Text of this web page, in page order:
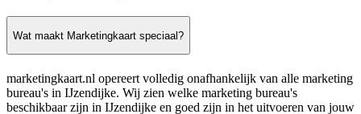
Wat maakt Marketingkaart speciaal?
marketingkaart.nl opereert volledig onafhankelijk van alle marketing
bureau's in IJzendijke. Wij zien welke marketing bureau's
beschikbaar zijn in IJzendijke en goed zijn in het uitvoeren van jouw